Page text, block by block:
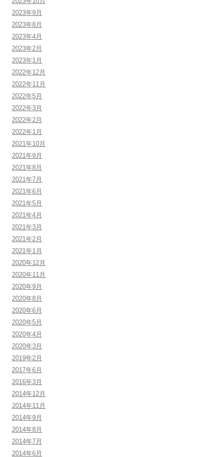
2023年9月
2023年8月
2023年4月
2023年2月
2023年1月
2022年12月
2022年11月
2022年5月
2022年3月
2022年2月
2022年1月
2021年10月
2021年9月
2021年8月
2021年7月
2021年6月
2021年5月
2021年4月
2021年3月
2021年2月
2021年1月
2020年12月
2020年11月
2020年9月
2020年8月
2020年6月
2020年5月
2020年4月
2020年3月
2019年2月
2017年6月
2016年3月
2014年12月
2014年11月
2014年9月
2014年8月
2014年7月
2014年6月